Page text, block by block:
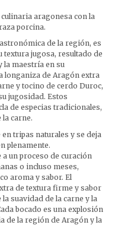
aragonesa con la
porcina.
de la región, es
textura jugosa, resultado de
la maestría en su
longaniza de Aragón extra
y tocino de cerdo Duroc,
jugosidad. Estos
de especias tradicionales,
la carne.
tripas naturales y se deja
plenamente.
un proceso de curación
o incluso meses,
aroma y sabor. El
de textura firme y sabor
suavidad de la carne y la
bocado es una explosión
de la región de Aragón y la